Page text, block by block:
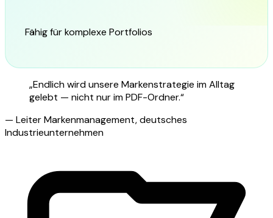
Fähig für komplexe Portfolios
„Endlich wird unsere Markenstrategie im Alltag
gelebt — nicht nur im PDF-Ordner.“
— Leiter Markenmanagement, deutsches
Industrieunternehmen